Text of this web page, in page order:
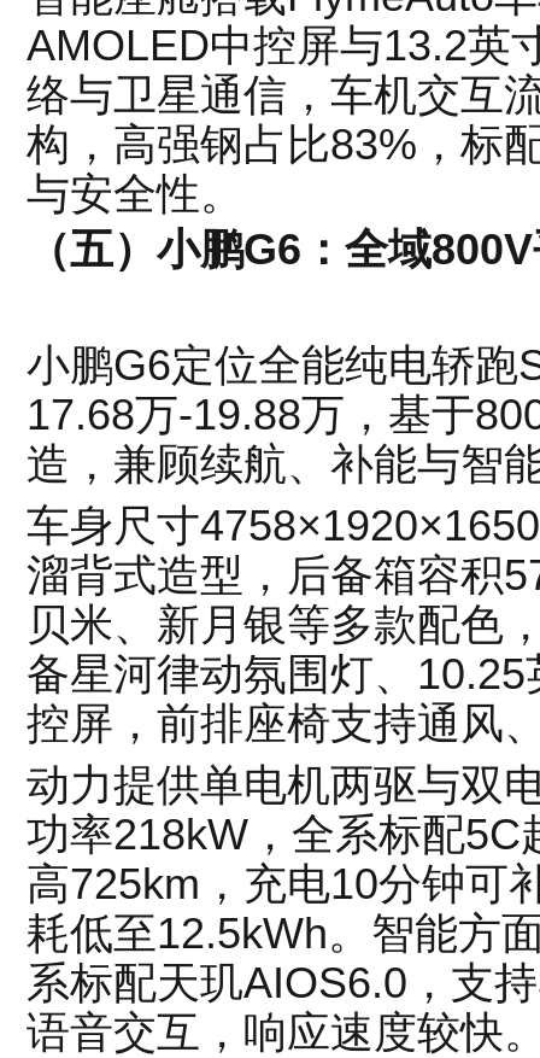
AMOLED中控屏与13.2英
络与卫星通信，车机交互
构，高强钢占比83%，标
与安全性。
（五）小鹏G6：全域
小鹏G6定位全能纯电轿跑
17.68万-19.88万，基于
造，兼顾续航、补能与智
车身尺寸
溜背式造型，后备箱容积
贝米、新月银等多款配色
备星河律动氛围灯、
控屏，前排座椅支持通风
动力提供单电机两驱与双
功率218kW，全系标配5C
高725km，充电10分钟可
耗低至12.5kWh。智能方
系标配天玑AIOS6.0，支
语音交互，响应速度较快